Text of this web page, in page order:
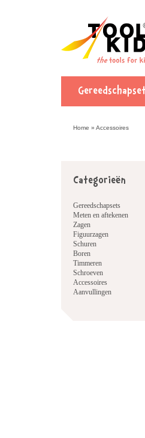
Home » Accessoires
Categorieën
Gereedschapsets
Meten en aftekenen
Zagen
Figuurzagen
Schuren
Boren
Timmeren
Schroeven
Accessoires
Aanvullingen